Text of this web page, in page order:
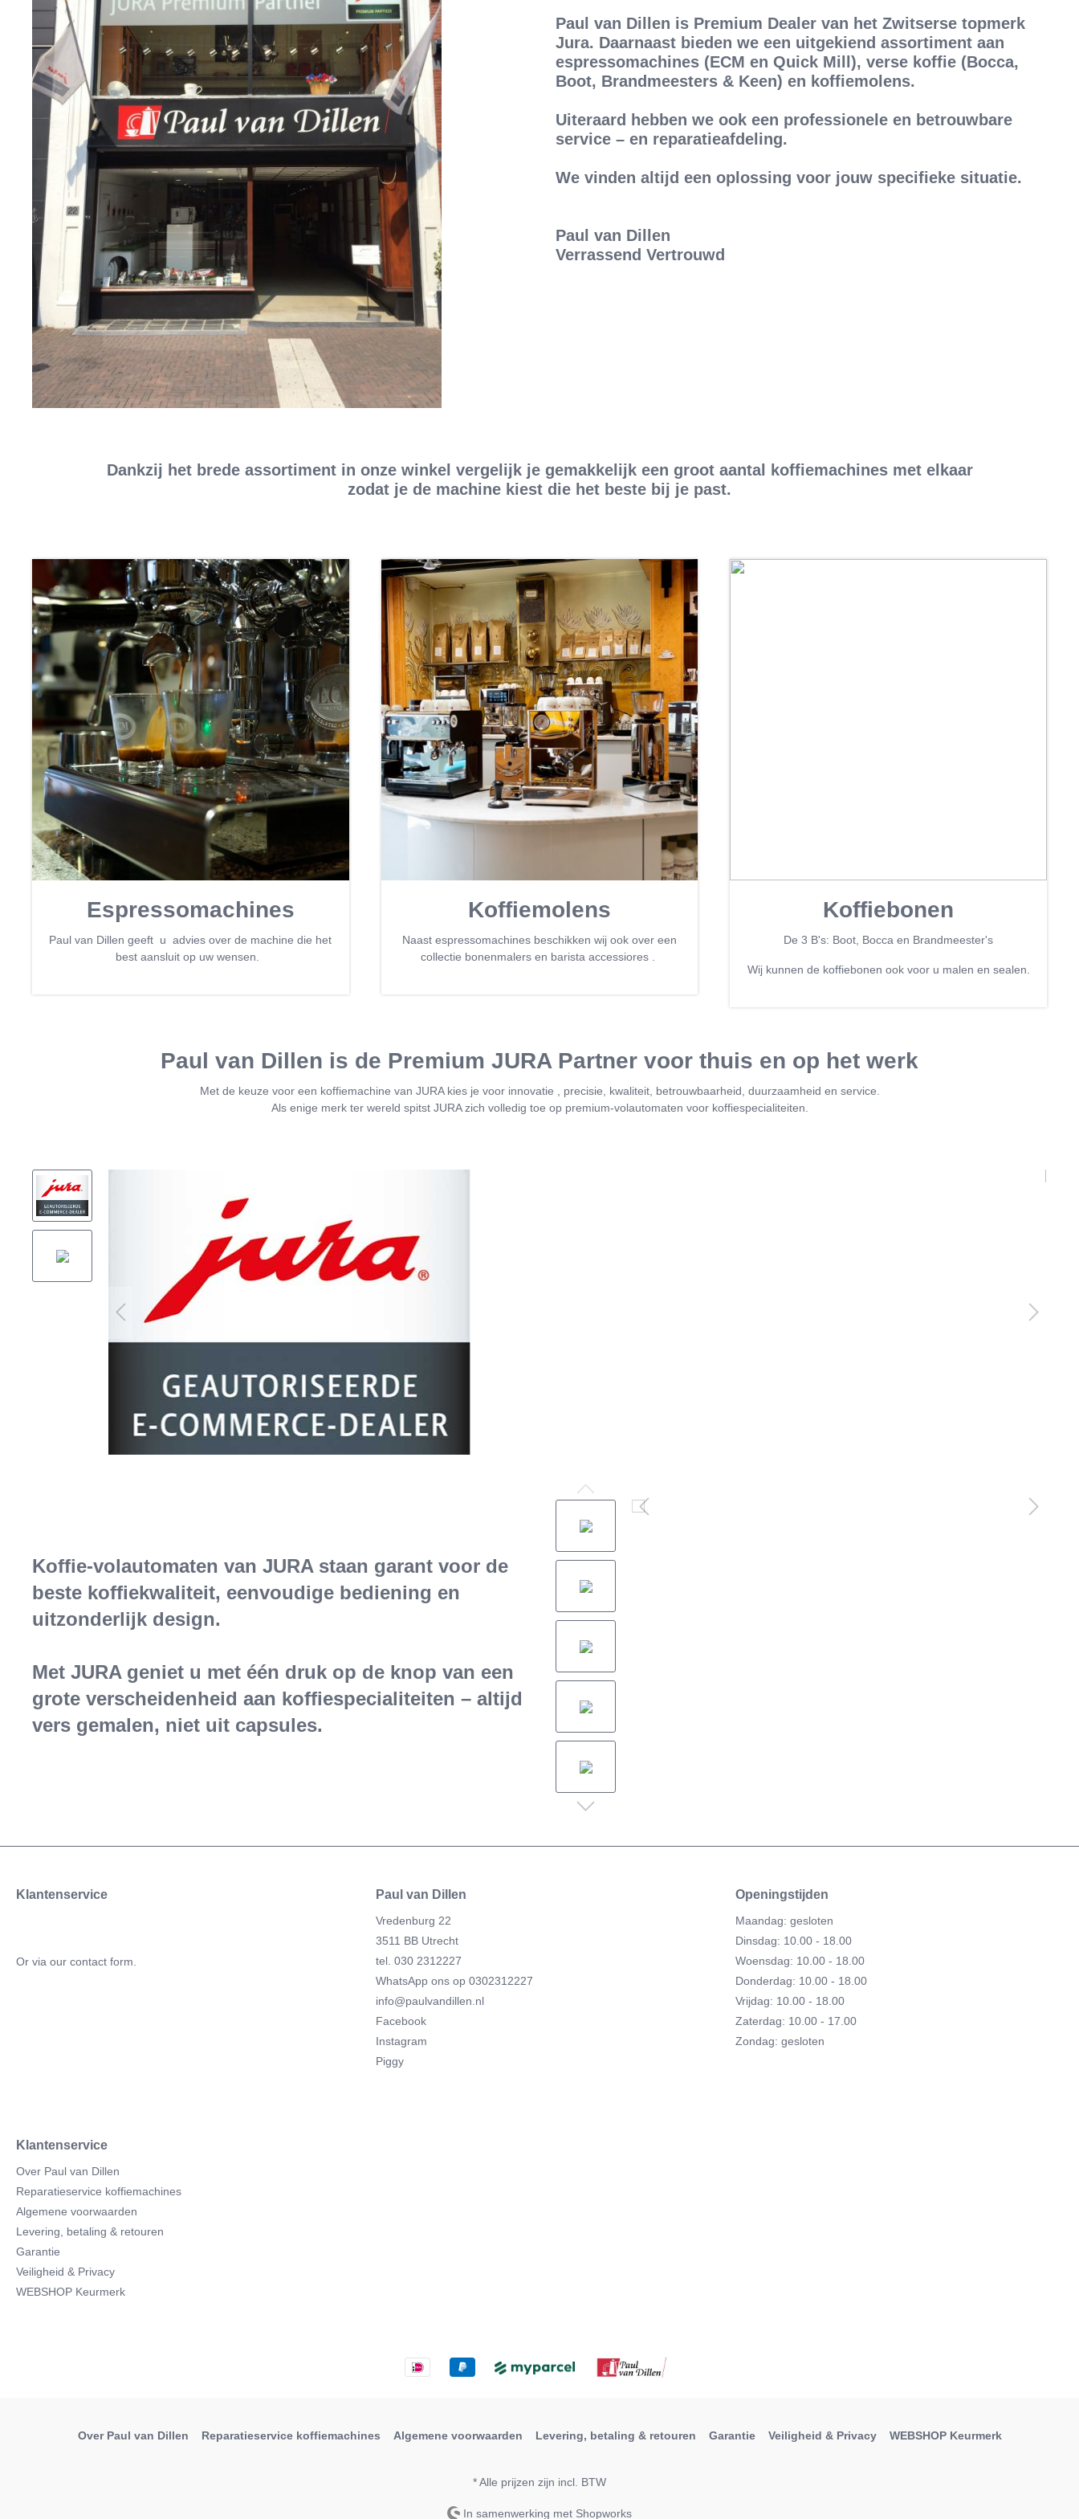
Paul van Dillen is Premium Dealer van het Zwitserse topmerk
Jura. Daarnaast bieden we een uitgekiend assortiment aan
espressomachines (ECM en Quick Mill), verse koffie (Bocca,
Boot, Brandmeesters & Keen) en koffiemolens.
Uiteraard hebben we ook een professionele en betrouwbare
service – en reparatieafdeling.
We vinden altijd een oplossing voor jouw specifieke situatie.
Paul van Dillen
Verrassend Vertrouwd
Dankzij het brede assortiment in onze winkel vergelijk je gemakkelijk een groot aantal koffiemachines met elkaar
zodat je de machine kiest die het beste bij je past.
Espressomachines
Paul van Dillen geeft u advies over de machine die het
best aansluit op uw wensen.
Koffiemolens
Naast espressomachines beschikken wij ook over een
collectie bonenmalers en barista accessiores .
Koffiebonen
De 3 B's: Boot, Bocca en Brandmeester's
Wij kunnen de koffiebonen ook voor u malen en sealen.
Paul van Dillen is de Premium JURA Partner voor thuis en op het werk
Met de keuze voor een koffiemachine van JURA kies je voor innovatie , precisie, kwaliteit, betrouwbaarheid, duurzaamheid en service.
Als enige merk ter wereld spitst JURA zich volledig toe op premium-volautomaten voor koffiespecialiteiten.
Koffie-volautomaten van JURA staan garant voor de
beste koffiekwaliteit, eenvoudige bediening en
uitzonderlijk design.
Met JURA geniet u met één druk op de knop van een
grote verscheidenheid aan koffiespecialiteiten – altijd
vers gemalen, niet uit capsules.
Klantenservice
Or via our contact form
Paul van Dillen
Vredenburg 22
3511 BB Utrecht
tel. 030 2312227
WhatsApp ons op 0302312227
info@paulvandillen.nl
Facebook
Instagram
Piggy
Openingstijden
Maandag: gesloten
Dinsdag: 10.00 - 18.00
Woensdag: 10.00 - 18.00
Donderdag: 10.00 - 18.00
Vrijdag: 10.00 - 18.00
Zaterdag: 10.00 - 17.00
Zondag: gesloten
Klantenservice
Over Paul van Dillen
Reparatieservice koffiemachines
Algemene voorwaarden
Levering, betaling & retouren
Garantie
Veiligheid & Privacy
WEBSHOP Keurmerk
Over Paul van Dillen Reparatieservice koffiemachines Algemene voorwaarden Levering, betaling & retouren Garantie Veiligheid & Privacy WEBSHOP Keurmerk
* Alle prijzen zijn incl. BTW
In samenwerking met Shopworks